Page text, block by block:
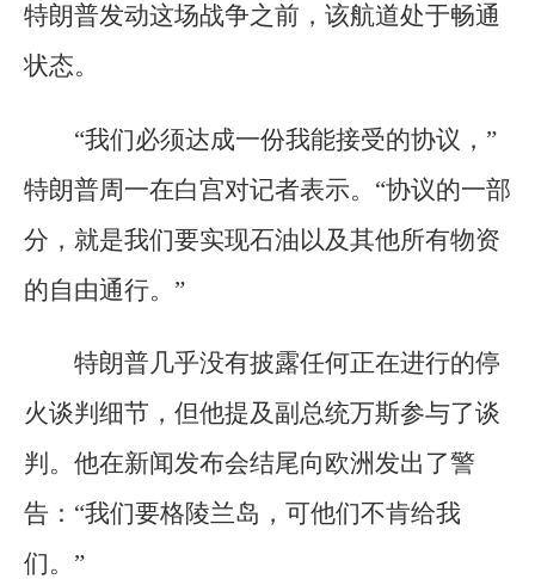
特朗普发动这场战争之前，该航道处于畅通
状态。
“我们必须达成一份我能接受的协议，”
特朗普周一在白宫对记者表示。“协议的一部
分，就是我们要实现石油以及其他所有物资
的自由通行。”
特朗普几乎没有披露任何正在进行的停
火谈判细节，但他提及副总统万斯参与了谈
判。他在新闻发布会结尾向欧洲发出了警
告：“我们要格陵兰岛，可他们不肯给我
们。”